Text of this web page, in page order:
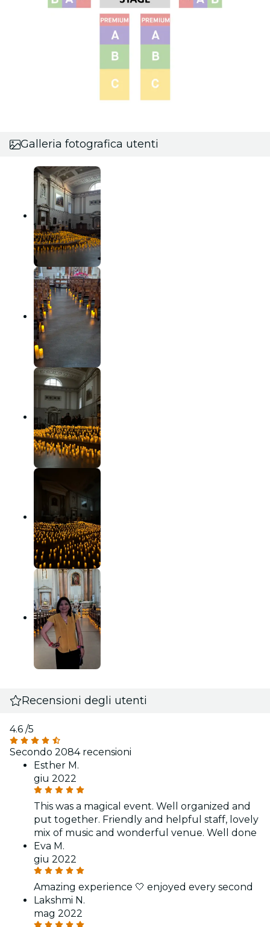
Galleria fotografica utenti
Recensioni degli utenti
4.6 /5
Secondo 2084 recensioni
Esther M.
giu 2022
This was a magical event. Well organized and
put together. Friendly and helpful staff, lovely
mix of music and wonderful venue. Well done
Eva M.
giu 2022
Amazing experience 🤍 enjoyed every second
Lakshmi N.
mag 2022